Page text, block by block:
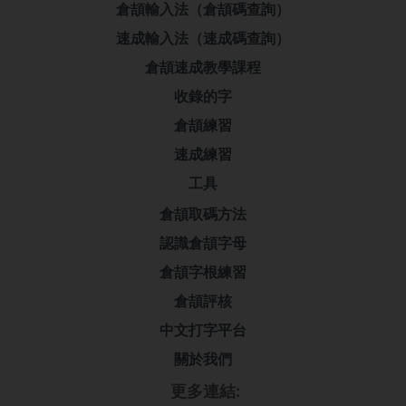
倉頡輸入法（倉頡碼查詢）
速成輸入法（速成碼查詢）
倉頡速成教學課程
收錄的字
倉頡練習
速成練習
工具
倉頡取碼方法
認識倉頡字母
倉頡字根練習
倉頡評核
中文打字平台
關於我們
更多連結: